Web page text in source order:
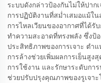
ระบบดังกล่าวป้องกันไม่ให้ปาก
การปฏิบัติงานที่สม่ำเสมอแม้ใ
การไหลเวียนของอากาศที่ได้รั
ทำความสะอาดที่ทรงพลัง ซึ่งป้
ประสิทธิภาพของการเจาะ ตำ
การล้างช่วยเพิ่มผลการเย็นสูง
การใช้งาน และรักษาระดับกา
ช่วยปรับปรุงคุณภาพของรูเจา